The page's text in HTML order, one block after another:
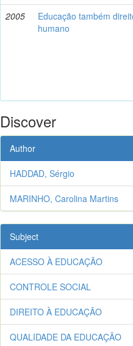
2005
Educação também
humano
Discover
Author
HADDAD, Sérgio
MARINHO, Carolina Martins
Subject
ACESSO À EDUCAÇÃO
CONTROLE SOCIAL
DIREITO À EDUCAÇÃO
QUALIDADE DA EDUCAÇÃO